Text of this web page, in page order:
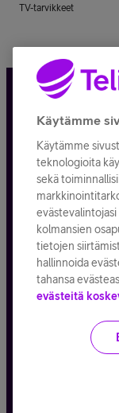
TV-tarvikkeet
Tietosuoja ja -
Tilauksen
Käyttöehdot
Evästeiden
Kaikki hinnat ALV
© Telia Company
Käytämme
Käytämme
teknologioita
sekä
evästevalintojasi
kolmansien
tietojen
hallinnoida
tahansa
evästeitä